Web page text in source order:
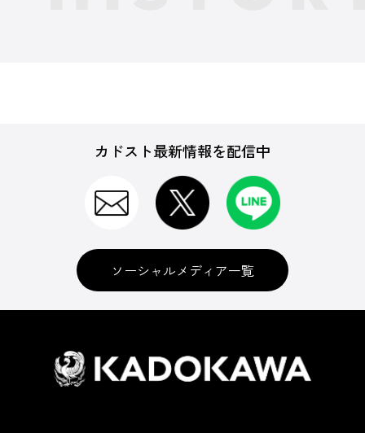
カドスト最新情報を配信中
ソーシャルメディア一覧